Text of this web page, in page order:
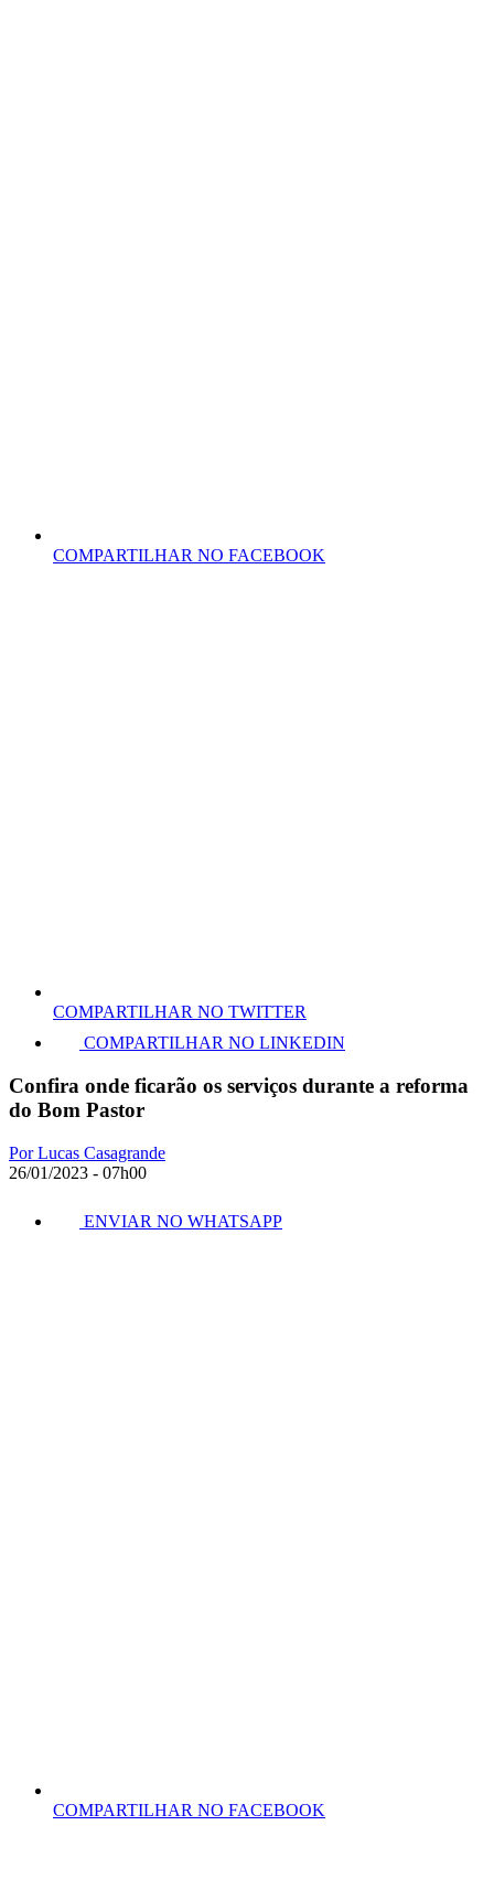
COMPARTILHAR NO FACEBOOK
COMPARTILHAR NO TWITTER
COMPARTILHAR NO LINKEDIN
Confira onde ficarão os serviços durante a reforma
do Bom Pastor
Por Lucas Casagrande
26/01/2023 - 07h00
ENVIAR NO WHATSAPP
COMPARTILHAR NO FACEBOOK